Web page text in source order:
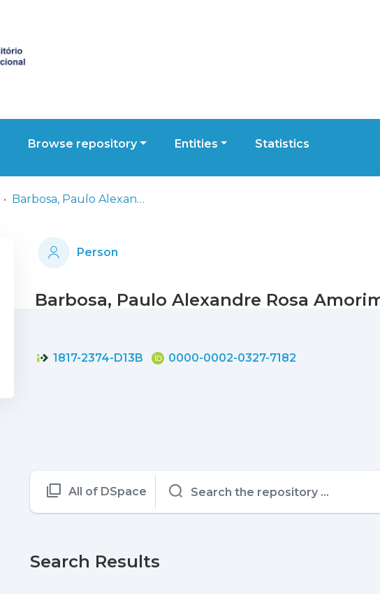
Browse repository Entities Statistics
Barbosa, Paulo Alexandre Rosa Amorim
Person
Barbosa, Paulo Alexandre Rosa
1817-2374-D13B 0000-0002-0327-7182
All of DSpace
Search Results